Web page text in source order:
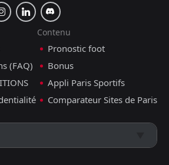
(FAQ)
Contenu
Pronostic foot
Bonus
Appli Paris Sportifs
Comparateur Sites de Paris